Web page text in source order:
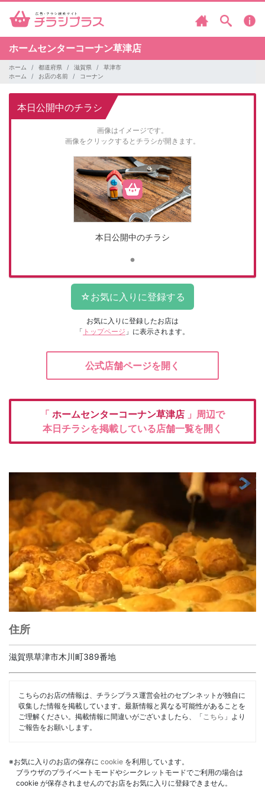
ホームセンターコーナン草津店
ホーム 都道府県 滋賀県
草津市
ホーム
お店の名前 コーナン
本日公開中のチラシ
画像はイメージです。
画像をクリックするとチラシが開きます。
本日公開中のチラシ
お気に入りに登録したお店は
「 トップページ 」に表示されます。
公式店舗ページを開く
「 ホームセンターコーナン草津店 」周辺で
本日チラシを掲載している店舗一覧を開く
住所
滋賀県草津市木川町389番地
こちらのお店の情報は、チラシプラス運営会社のセブンネットが独自に
収集した情報を掲載しています。最新情報と異なる可能性があることを
ご理解ください。掲載情報に間違いがございましたら、「 こちら 」より
ご報告をお願いします。
※お気に入りのお店の保存に cookie を利用しています。
ブラウザのプライベートモードやシークレットモードでご利用の場合は
cookie が保存されませんのでお店をお気に入りに登録できません。